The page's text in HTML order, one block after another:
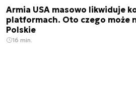
Armia USA masowo likwiduje
platformach. Oto czego może
Polskie
16 min.